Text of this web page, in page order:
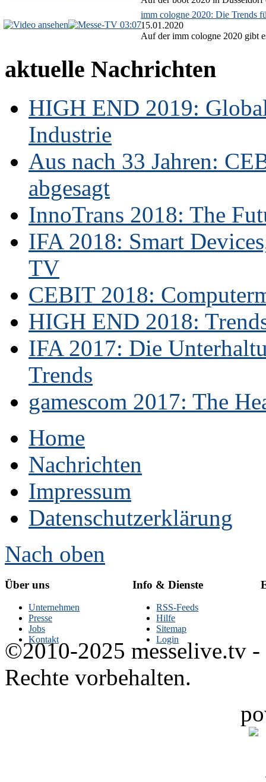
03:07
imm cologne 2020: Die Trends
15.01.2020
Auf der imm cologne 2020 gibt
aktuelle Nachrichten
HIGH END 2019:
Industrie
Aus nach 33 Jahren:
abgesagt
InnoTrans 2018: The
IFA 2018: Smart
TV
CEBIT 2018:
HIGH END 2018:
IFA 2017: Die
Trends
gamescom 2017: The
Home
Nachrichten
Impressum
Datenschutzerklärung
Nach oben
Über uns
Unternehmen
Presse
Jobs
Kontakt
Info & Dienste
RSS-Feeds
Hilfe
Sitemap
Login
©2010-2025 messelive.tv -
Rechte vorbehalten.